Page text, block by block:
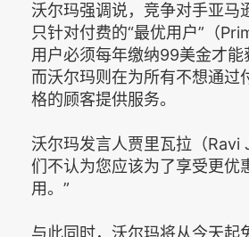
沃尔玛强调说，竞争对手亚马
只针对付费的“最优用户”（
用户必须每年缴纳99美金才能
而沃尔玛则在为所有不想通过
格的顾客提供服务。
沃尔玛发言人贾里瓦拉（Ravi
们不认为您应该为了享受更优
用。”
与此同时，沃尔玛将从今天起